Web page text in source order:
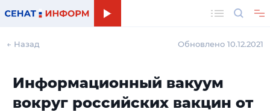
← Назад Обновлено 10.12.2021
Информационный вакуум
вокруг российских вакцин от